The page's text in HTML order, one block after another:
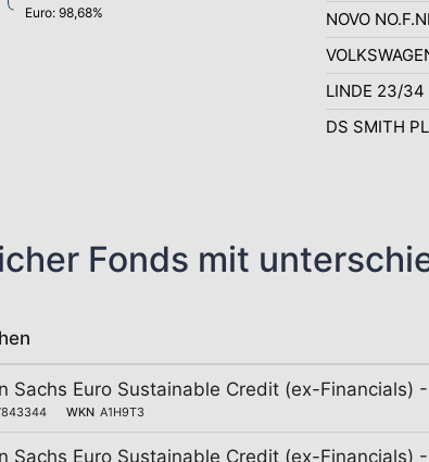
Euro: 98,68%
NOVO
LINDE 23/34
DS SMITH
Fonds mit
Sachs Euro Sustainable Credit (ex-Financials) -
WKN A1H9T3
Sachs Euro Sustainable Credit (ex-Financials) -